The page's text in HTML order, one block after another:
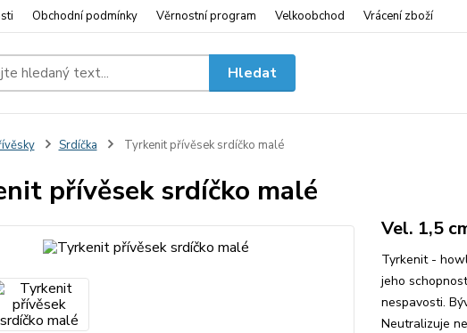
Obchodní podmínky Věrnostní program Velkoobchod Vrácení zboží
Hledat
Srdíčka Tyrkenit přívěsek srdíčko malé
přívěsek srdíčko malé
Vel. 1,5
Tyrkenit -
jeho
nespavosti.
Neutralizuje